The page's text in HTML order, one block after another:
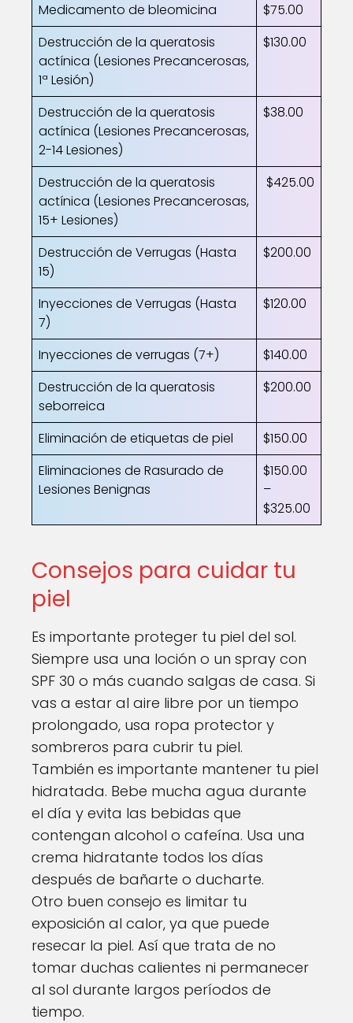
Medicamento de bleomicina
$75.00
Destrucción de la queratosis
actínica (Lesiones Precancerosas,
1ª Lesión)
$130.00
Destrucción de la queratosis
actínica (Lesiones Precancerosas,
2-14 Lesiones)
$38.00
Destrucción de la queratosis
actínica (Lesiones Precancerosas,
15+ Lesiones)
$425.00
Destrucción de Verrugas (Hasta
15)
$200.00
Inyecciones de Verrugas (Hasta
7)
$120.00
Inyecciones de verrugas (7+)
$140.00
Destrucción de la queratosis
seborreica
$200.00
Eliminación de etiquetas de piel
$150.00
Eliminaciones de Rasurado de
Lesiones Benignas
$150.00
–
$325.00
Consejos para cuidar tu
piel
Es importante proteger tu piel del sol.
Siempre usa una loción o un spray con
SPF 30 o más cuando salgas de casa. Si
vas a estar al aire libre por un tiempo
prolongado, usa ropa protector y
sombreros para cubrir tu piel.
También es importante mantener tu piel
hidratada. Bebe mucha agua durante
el día y evita las bebidas que
contengan alcohol o cafeína. Usa una
crema hidratante todos los días
después de bañarte o ducharte.
Otro buen consejo es limitar tu
exposición al calor, ya que puede
resecar la piel. Así que trata de no
tomar duchas calientes ni permanecer
al sol durante largos períodos de
tiempo.